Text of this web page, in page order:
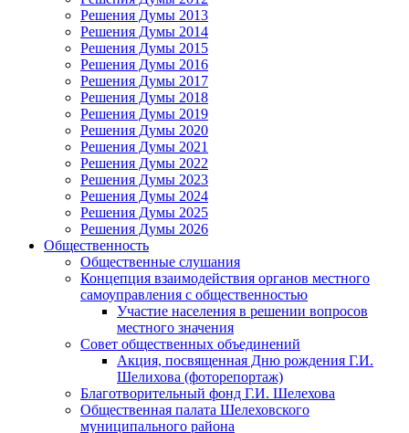
Решения Думы 2013
Решения Думы 2014
Решения Думы 2015
Решения Думы 2016
Решения Думы 2017
Решения Думы 2018
Решения Думы 2019
Решения Думы 2020
Решения Думы 2021
Решения Думы 2022
Решения Думы 2023
Решения Думы 2024
Решения Думы 2025
Решения Думы 2026
Общественность
Общественные слушания
Концепция взаимодействия органов местного
самоуправления с общественностью
Участие населения в решении вопросов
местного значения
Совет общественных объединений
Акция, посвященная Дню рождения Г.И.
Шелихова (фоторепортаж)
Благотворительный фонд Г.И. Шелехова
Общественная палата Шелеховского
муниципального района